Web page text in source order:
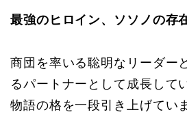
最強のヒロイン、ソソノの存
商団を率いる聡明なリーダー
るパートナーとして成長して
物語の格を一段引き上げてい